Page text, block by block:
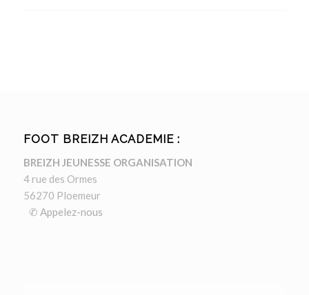
FOOT BREIZH ACADEMIE :
BREIZH JEUNESSE ORGANISATION
4 rue des Ormes
56270 Ploemeur
✆ Appelez-nous